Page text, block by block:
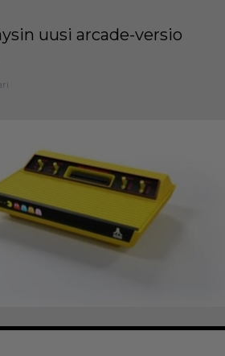
uusi arcade-versio